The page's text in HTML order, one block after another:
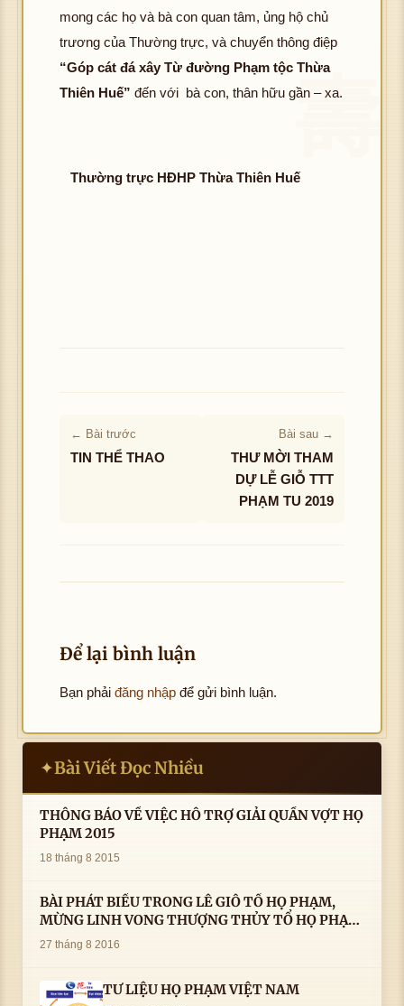
mong các họ và bà con quan tâm, ủng hộ chủ
trương của Thường trực, và chuyển thông điệp
“Góp cát đá xây Từ đường Phạm tộc Thừa
Thiên Huế” đến với bà con, thân hữu gần – xa.
Thường trực HĐHP Thừa Thiên Huế
← Bài trước
TIN THỂ THAO
Bài sau →
THƯ MỜI THAM
DỰ LỄ GIỖ TTT
PHẠM TU 2019
Để lại bình luận
Bạn phải đăng nhập để gửi bình luận.
✦Bài Viết Đọc Nhiều
THÔNG BÁO VỀ VIỆC HỖ TRỢ GIẢI QUẦN VỢT HỌ
PHẠM 2015
18 tháng 8 2015
BÀI PHÁT BIỂU TRONG LÊ GIỖ TỔ HỌ PHẠM,
MỪNG LINH VONG THƯỢNG THỦY TỔ HỌ PHẠM
AN VỊ TAI CÀ MAU- ( 22/8/2016) CỦA LS.TS.NV.
27 tháng 8 2016
TƯ LIỆU HỌ PHẠM VIỆT NAM